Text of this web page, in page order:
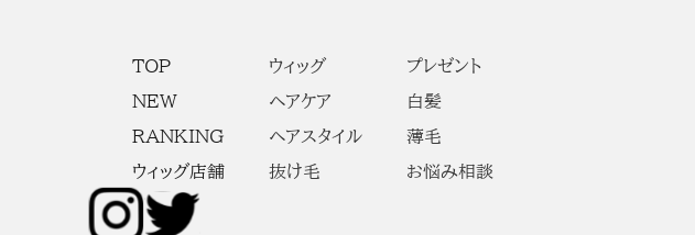
TOP
NEW
RANKING
ウィッグ店舗
ウィッグ
ヘアケア
ヘアスタイル
抜け毛
プレゼント
白髪
薄毛
お悩み相談